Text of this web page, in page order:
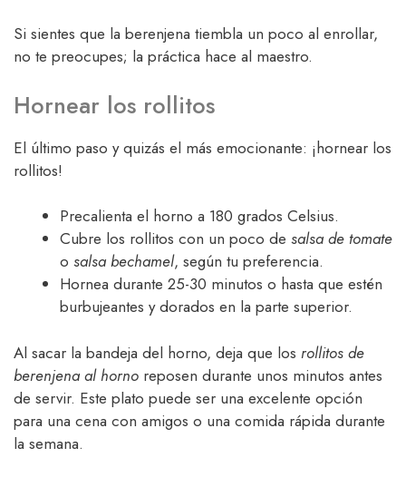
Si sientes que la berenjena tiembla un poco al enrollar,
no te preocupes; la práctica hace al maestro.
Hornear los rollitos
El último paso y quizás el más emocionante: ¡hornear los
rollitos!
Precalienta el horno a 180 grados Celsius.
Cubre los rollitos con un poco de salsa de tomate
o salsa bechamel, según tu preferencia.
Hornea durante 25-30 minutos o hasta que estén
burbujeantes y dorados en la parte superior.
Al sacar la bandeja del horno, deja que los rollitos de
berenjena al horno reposen durante unos minutos antes
de servir. Este plato puede ser una excelente opción
para una cena con amigos o una comida rápida durante
la semana.